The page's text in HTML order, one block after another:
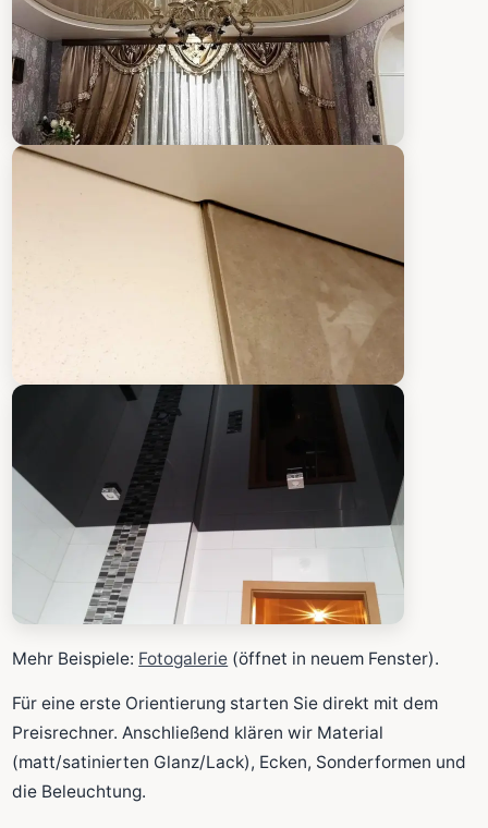
Mehr Beispiele: Fotogalerie (öffnet in neuem Fenster).
Für eine erste Orientierung starten Sie direkt mit dem
Preisrechner. Anschließend klären wir Material
(matt/satinierten Glanz/Lack), Ecken, Sonderformen und
die Beleuchtung.